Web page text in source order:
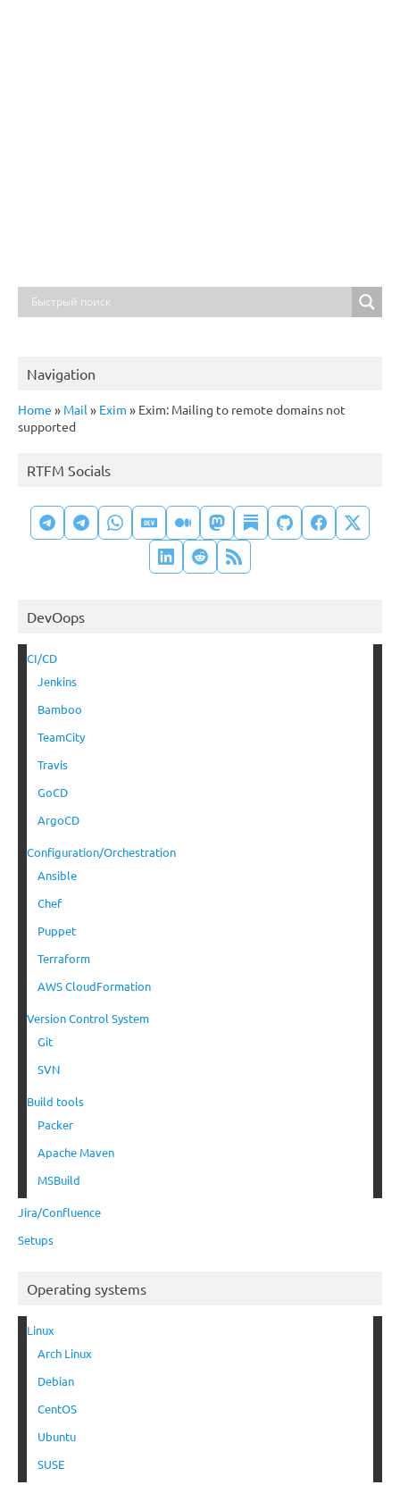
Navigation
Home » Mail » Exim » Exim: Mailing to remote domains not
supported
RTFM Socials
DevOops
CI/CD
Jenkins
Bamboo
TeamCity
Travis
GoCD
ArgoCD
Configuration/Orchestration
Ansible
Chef
Puppet
Terraform
AWS CloudFormation
Version Control System
Git
SVN
Build tools
Packer
Apache Maven
MSBuild
Jira/Confluence
Setups
Operating systems
Linux
Arch Linux
Debian
CentOS
Ubuntu
SUSE